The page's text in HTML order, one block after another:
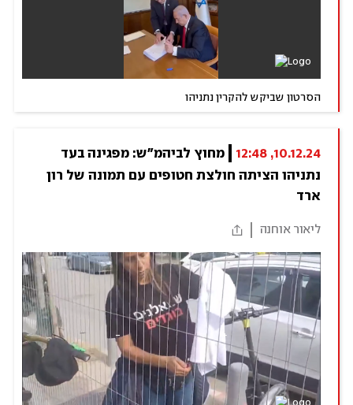
הסרטון שביקש להקרין נתניהו
10.12.24, 12:48
נתניהו הציתה חולצת חטופים עם תמונה של רון
ארד
ליאור אוחנה